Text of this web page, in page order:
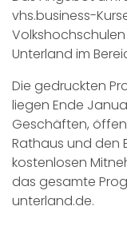
vhs.business-
Unterland im
Die gedruckten
liegen Ende
Geschäften,
Rathaus und den
kostenlosen
das gesamte
unterland.de.